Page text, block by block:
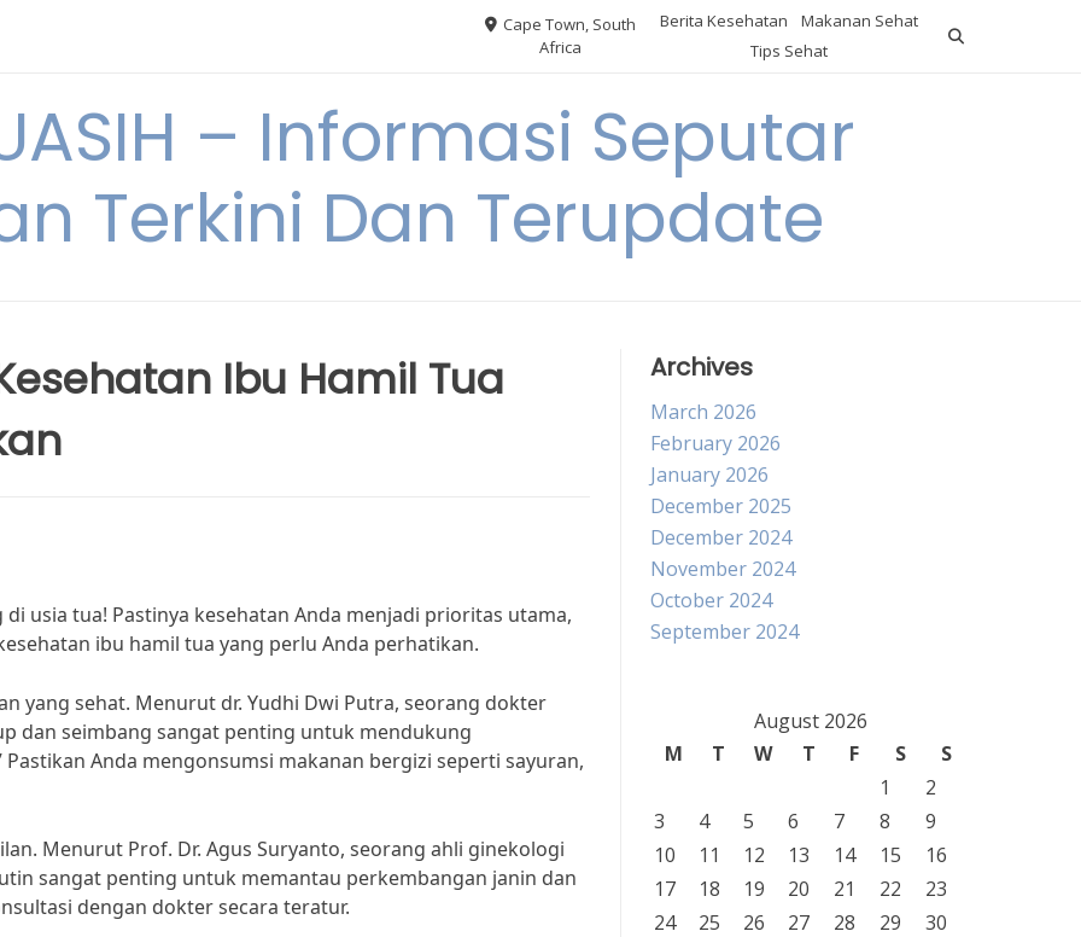
Cape Town, South
Africa
Berita Kesehatan
Makanan Sehat
Tips Sehat
– Informasi Seputar
Terkini Dan Terupdate
Ibu Hamil Tua
usia tua! Pastinya kesehatan Anda menjadi prioritas utama,
ibu hamil tua yang perlu Anda perhatikan.
yang sehat. Menurut dr. Yudhi Dwi Putra, seorang dokter
dan seimbang sangat penting untuk mendukung
Anda mengonsumsi makanan bergizi seperti sayuran,
Menurut Prof. Dr. Agus Suryanto, seorang ahli ginekologi
sangat penting untuk memantau perkembangan janin dan
dengan dokter secara teratur.
Archives
March 2026
February 2026
January 2026
December 2025
December 2024
November 2024
October 2024
September 2024
August 2026
M
T W T F S
S
1
2
3
4 5 6 7 8
9
10
11 12 13 14 15
16
17
18 19 20 21 22
23
24
25 26 27 28 29
30